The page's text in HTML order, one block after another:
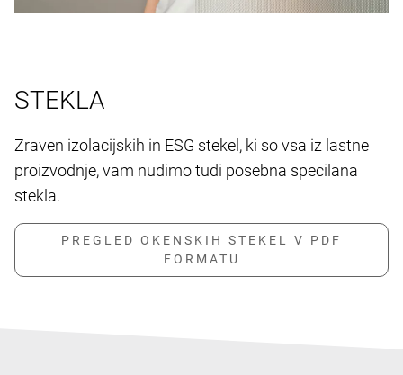
STEKLA
Zraven izolacijskih in ESG stekel, ki so vsa iz lastne
proizvodnje, vam nudimo tudi posebna specilana
stekla.